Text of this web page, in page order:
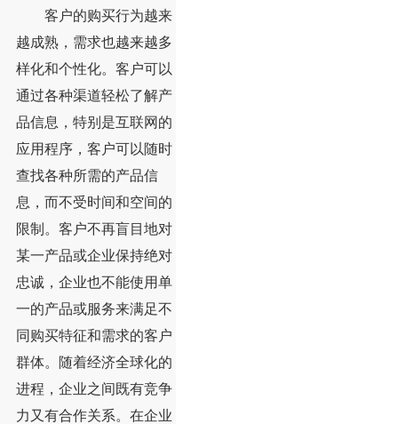
客户的购买行为越来
越成熟，需求也越来越多
样化和个性化。客户可以
通过各种渠道轻松了解产
品信息，特别是互联网的
应用程序，客户可以随时
查找各种所需的产品信
息，而不受时间和空间的
限制。客户不再盲目地对
某一产品或企业保持绝对
忠诚，企业也不能使用单
一的产品或服务来满足不
同购买特征和需求的客户
群体。随着经济全球化的
进程，企业之间既有竞争
力又有合作关系。在企业